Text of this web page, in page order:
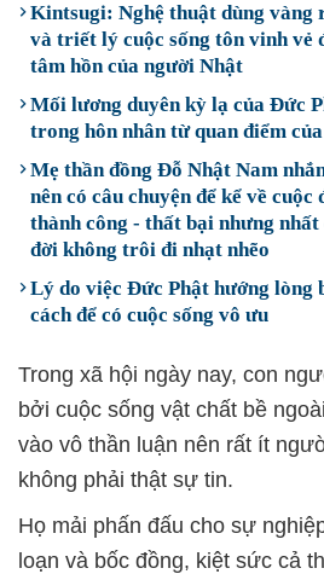
Kintsugi: Nghệ thuật dùng vàng
và triết lý cuộc sống tôn vinh vẻ
tâm hồn của người Nhật
Mối lương duyên kỳ lạ của Đức
trong hôn nhân từ quan điểm
Mẹ thần đồng Đỗ Nhật Nam
nên có câu chuyện để kể về
thành công - thất bại nhưng nhất
đời không trôi đi nhạt nhẽo
Lý do việc Đức Phật hướng lòng
cách để có cuộc sống vô ưu
Trong xã hội ngày nay, con
bởi cuộc sống vật chất bề
vào vô thần luận nên rất ít
không phải thật sự tin.
Họ mải phấn đấu cho sự
loạn và bốc đồng, kiệt sức cả